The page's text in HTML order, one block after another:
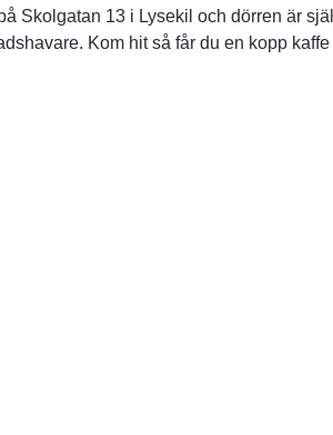
Skolgatan 13 i Lysekil och dörren är
Kom hit så får du en kopp